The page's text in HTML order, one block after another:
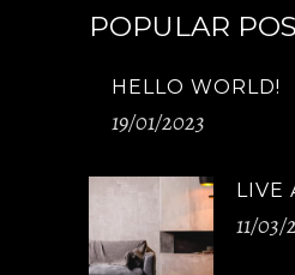
POPULAR
HELLO WORLD!
19/01/2023
LIVE
11/03/